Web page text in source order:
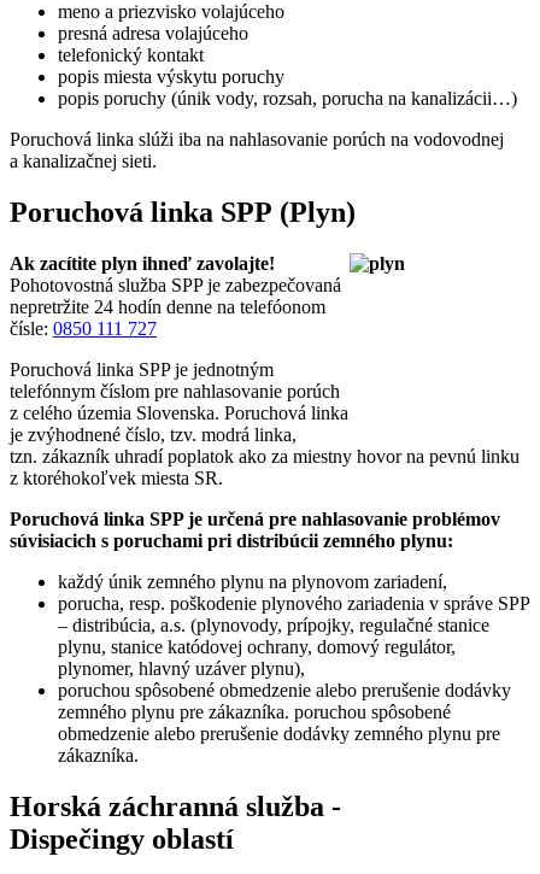
meno a priezvisko volajúceho
presná adresa volajúceho
telefonický kontakt
popis miesta výskytu poruchy
popis poruchy (únik vody, rozsah, porucha na kanalizácii…)
Poruchová linka slúži iba na nahlasovanie porúch na vodovodnej
a kanalizačnej sieti.
Poruchová linka SPP (Plyn)
Ak zacítite plyn ihneď zavolajte!
Pohotovostná služba SPP je zabezpečovaná
nepretržite 24 hodín denne na telefóonom
čísle: 0850 111 727
Poruchová linka SPP je jednotným
telefónnym číslom pre nahlasovanie porúch
z celého územia Slovenska. Poruchová linka
je zvýhodnené číslo, tzv. modrá linka,
tzn. zákazník uhradí poplatok ako za miestny hovor na pevnú linku
z ktoréhokoľvek miesta SR.
Poruchová linka SPP je určená pre nahlasovanie problémov
súvisiacich s poruchami pri distribúcii zemného plynu:
každý únik zemného plynu na plynovom zariadení,
porucha, resp. poškodenie plynového zariadenia v správe SPP
– distribúcia, a.s. (plynovody, prípojky, regulačné stanice
plynu, stanice katódovej ochrany, domový regulátor,
plynomer, hlavný uzáver plynu),
poruchou spôsobené obmedzenie alebo prerušenie dodávky
zemného plynu pre zákazníka. poruchou spôsobené
obmedzenie alebo prerušenie dodávky zemného plynu pre
zákazníka.
Horská záchranná služba -
Dispečingy oblastí